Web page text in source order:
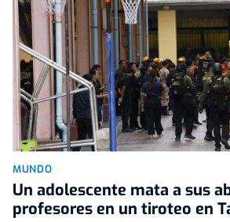
MUNDO
Un adolescente mata a sus
profesores en un tiroteo en